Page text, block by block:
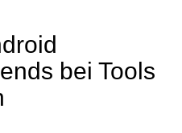
bei Tools